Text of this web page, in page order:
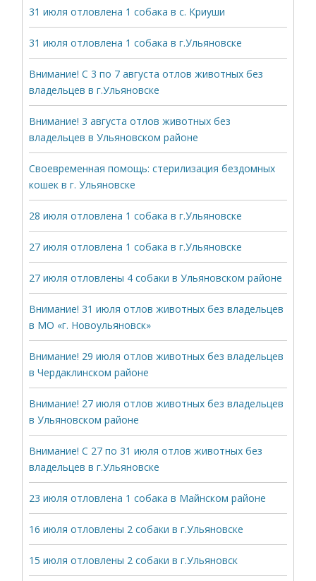
31 июля отловлена 1 собака в с. Криуши
31 июля отловлена 1 собака в г.Ульяновске
Внимание! С 3 по 7 августа отлов животных без
владельцев в г.Ульяновске
Внимание! 3 августа отлов животных без
владельцев в Ульяновском районе
Своевременная помощь: стерилизация бездомных
кошек в г. Ульяновске
28 июля отловлена 1 собака в г.Ульяновске
27 июля отловлена 1 собака в г.Ульяновске
27 июля отловлены 4 собаки в Ульяновском районе
Внимание! 31 июля отлов животных без владельцев
в МО «г. Новоульяновск»
Внимание! 29 июля отлов животных без владельцев
в Чердаклинском районе
Внимание! 27 июля отлов животных без владельцев
в Ульяновском районе
Внимание! С 27 по 31 июля отлов животных без
владельцев в г.Ульяновске
23 июля отловлена 1 собака в Майнском районе
16 июля отловлены 2 собаки в г.Ульяновске
15 июля отловлены 2 собаки в г.Ульяновск